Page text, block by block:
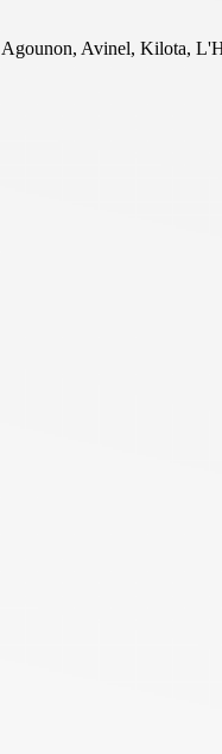
Agounon, Avinel, Kilota,